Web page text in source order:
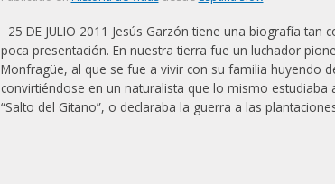
25 DE JULIO 2011 Jesús Garzón tiene una biografía tan
poca presentación. En nuestra tierra fue un luchador
Monfragüe, al que se fue a vivir con su familia huyendo
convirtiéndose en un naturalista que lo mismo
“Salto del Gitano”, o declaraba la guerra a las